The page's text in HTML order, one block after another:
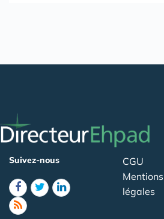
Suivez-nous
CGU
Mentions
légales